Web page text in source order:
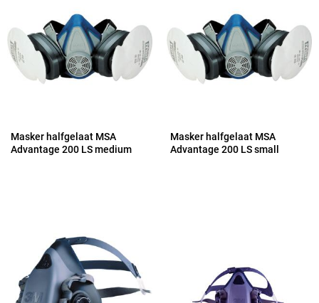
Masker halfgelaat MSA
Advantage 200 LS medium
Masker halfgelaat MSA
Advantage 200 LS small